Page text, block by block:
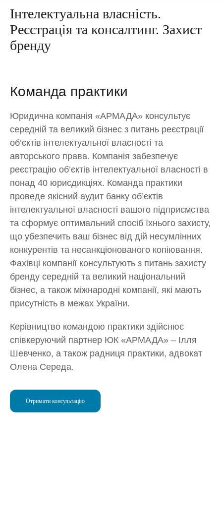
Інтелектуальна власність.
Реєстрація та консалтинг. Захист
бренду
Команда практики
Юридична компанія «АРМАДА» консультує
середній та великий бізнес з питань реєстрації
об’єктів інтелектуальної власності та
авторського права. Компанія забезпечує
реєстрацію об’єктів інтелектуальної власності в
понад 40 юрисдикціях. Команда практики
проведе якісний аудит банку об’єктів
інтелектуальної власності вашого підприємства
та сформує оптимальний спосіб їхнього захисту,
що убезпечить ваш бізнес від дій несумлінних
конкурентів та несанкціонованого копіювання.
Фахівці компанії консультують з питань захисту
бренду середній та великий національний
бізнес, а також міжнародні компанії, які мають
присутність в межах України.
Керівництво командою практики здійснює
співкеруючий партнер ЮК «АРМАДА» – Ілля
Шевченко, а також радниця практики, адвокат
Олена Середа.
Отримати консультацію